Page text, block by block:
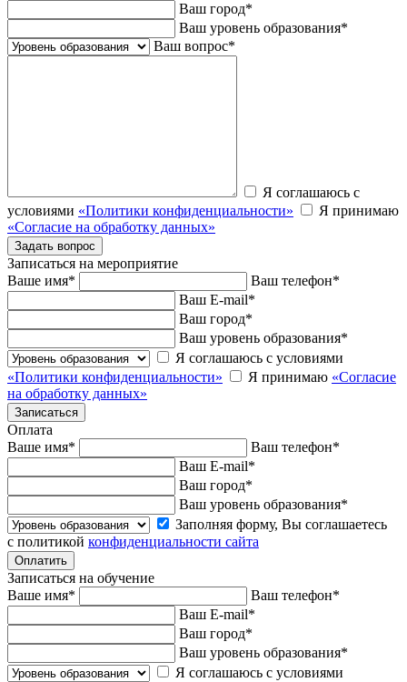
Ваш город*
Ваш уровень образования*
Ваш вопрос*
Я соглашаюсь с
условиями «Политики конфиденциальности»
Я принимаю
«Согласие на обработку данных»
Записаться на мероприятие
Ваше имя* Ваш телефон*
Ваш E-mail*
Ваш город*
Ваш уровень образования*
Я соглашаюсь с условиями
«Политики конфиденциальности»
Я принимаю «Согласие
на обработку данных»
Оплата
Ваше имя* Ваш телефон*
Ваш E-mail*
Ваш город*
Ваш уровень образования*
Заполняя форму, Вы соглашаетесь
с политикой конфиденциальности сайта
Записаться на обучение
Ваше имя* Ваш телефон*
Ваш E-mail*
Ваш город*
Ваш уровень образования*
Я соглашаюсь с условиями